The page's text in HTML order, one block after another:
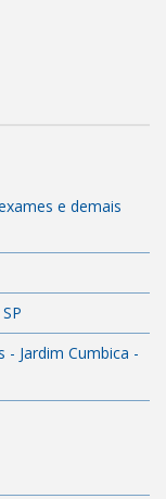
e demais
- Jardim Cumbica -